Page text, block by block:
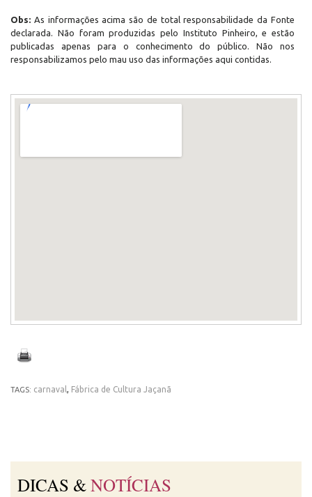
Obs: As informações acima são de total responsabilidade da Fonte
declarada. Não foram produzidas pelo Instituto Pinheiro, e estão
publicadas apenas para o conhecimento do público. Não nos
responsabilizamos pelo mau uso das informações aqui contidas.
TAGS: carnaval , Fábrica de Cultura Jaçanã
DICAS &NOTÍCIAS